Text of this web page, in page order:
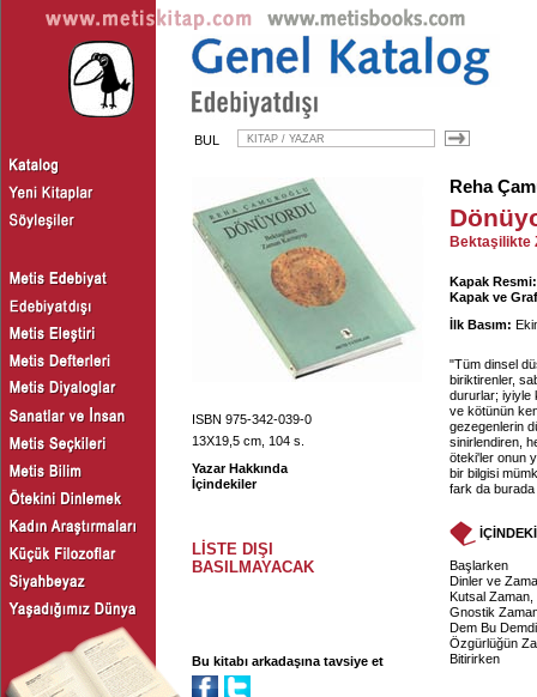
BUL
ISBN 975-342-039-0
13X19,5 cm, 104 s.
Yazar Hakkında
İçindekiler
LİSTE DIŞI
BASILMAYACAK
Bu kitabı arkadaşına tavsiye et
Reha
Bektaşilikte
Kapak Resmi:
Kapak ve
İlk Basım:
"Tüm dinsel
biriktirenler,
dururlar; iyiyle
ve kötünün
gezegenlerin
sinirlendiren,
öteki'ler onun
bir bilgisi
fark da burada
Başlarken
Dinler ve
Kutsal Zaman,
Gnostik
Dem Bu
Özgürlüğün
Bitirirken